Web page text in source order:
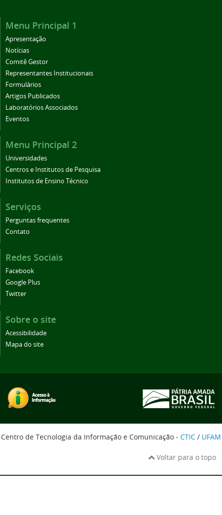
Menu Principal 1
Apresentação
Notícias
Comitê Gestor
Representantes Institucionais
Formulários
Artigos Publicados
Laboratórios Associados
Eventos
Menu Principal 2
Universidades
Centros e Institutos de Pesquisa
Institutos de Ensino Técnico
Serviços
Perguntas frequentes
Contato
Redes Sociais
Facebook
Google Plus
Twitter
Sobre o site
Acessibilidade
Mapa do site
Centro de Tecnologia da Informação e Comunicação - CTIC / UFAM
Voltar para o topo